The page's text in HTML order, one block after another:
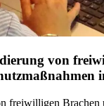
von
freiwilligen Brachen